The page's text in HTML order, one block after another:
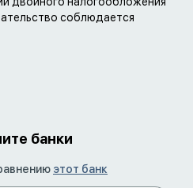
соблюдается
банки
этот банк